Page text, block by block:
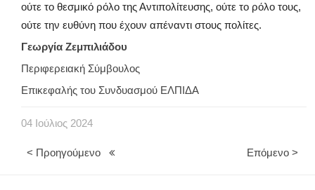
ούτε το θεσμικό ρόλο της Αντιπολίτευσης, ούτε το ρόλο τους,
ούτε την ευθύνη που έχουν απέναντι στους πολίτες.
Γεωργία Ζεμπιλιάδου
Περιφερειακή Σύμβουλος
Επικεφαλής του Συνδυασμού ΕΛΠΙΔΑ
04 Ιούλιος 2024
< Προηγούμενο Επόμενο >